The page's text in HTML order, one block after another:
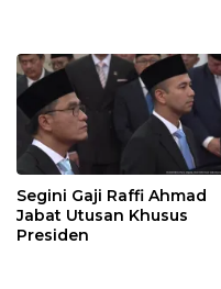
Segini Gaji Raffi Ahmad
Jabat Utusan Khusus
Presiden